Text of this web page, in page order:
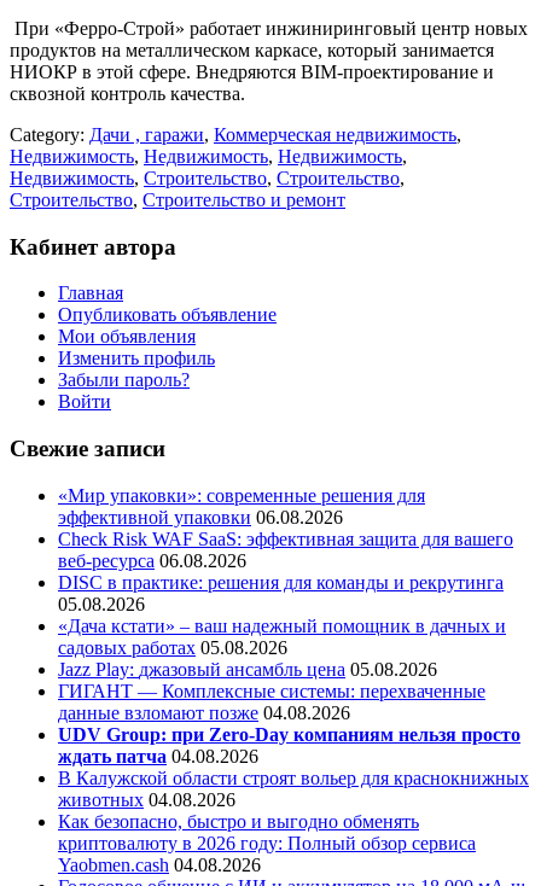
При «Ферро-Строй» работает инжиниринговый центр новых
продуктов на металлическом каркасе, который занимается
НИОКР в этой сфере. Внедряются BIM-проектирование и
сквозной контроль качества.
Category: Дачи , гаражи, Коммерческая недвижимость,
Недвижимость, Недвижимость, Недвижимость,
Недвижимость, Строительство, Строительство,
Строительство, Строительство и ремонт
Кабинет автора
Главная
Опубликовать объявление
Мои объявления
Изменить профиль
Забыли пароль?
Войти
Свежие записи
«Мир упаковки»: современные решения для
эффективной упаковки 06.08.2026
Check Risk WAF SaaS: эффективная защита для вашего
веб-ресурса 06.08.2026
DISC в практике: решения для команды и рекрутинга
05.08.2026
«Дача кстати» – ваш надежный помощник в дачных и
садовых работах 05.08.2026
Jazz Play: джазовый ансамбль цена 05.08.2026
ГИГАНТ — Комплексные системы: перехваченные
данные взломают позже 04.08.2026
UDV Group: при Zero-Day компаниям нельзя просто
ждать патча 04.08.2026
В Калужской области строят вольер для краснокнижных
животных 04.08.2026
Как безопасно, быстро и выгодно обменять
криптовалюту в 2026 году: Полный обзор сервиса
Yaobmen.cash 04.08.2026